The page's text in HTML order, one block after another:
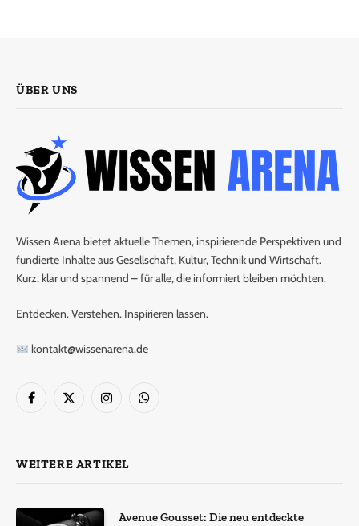
ÜBER UNS
Wissen Arena bietet aktuelle Themen, inspirierende Perspektiven und
fundierte Inhalte aus Gesellschaft, Kultur, Technik und Wirtschaft.
Kurz, klar und spannend – für alle, die informiert bleiben möchten.
Entdecken. Verstehen. Inspirieren lassen.
kontakt@wissenarena.de
Facebook
X
InstagramWhatsApp
WEITERE ARTIKEL
Avenue Gousset: Die neu entdeckte